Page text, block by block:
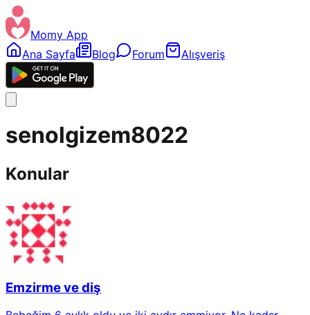
Momy App
Ana Sayfa
Blog Forum Alışveriş
senolgizem8022
Konular
Emzirme ve diş